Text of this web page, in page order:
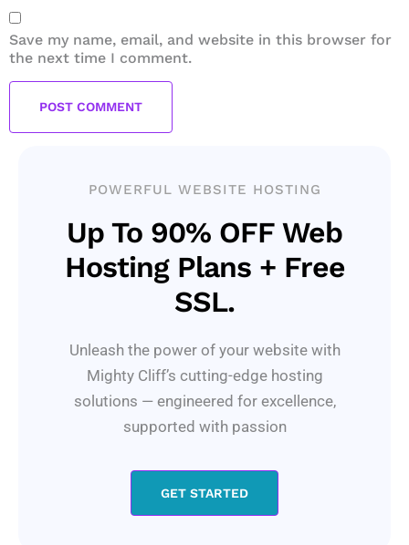
Save my name, email, and website in this browser for
the next time I comment.
POWERFUL WEBSITE HOSTING
Up To 90% OFF Web
Hosting Plans + Free
SSL.
Unleash the power of your website with
Mighty Cliff’s cutting-edge hosting
solutions — engineered for excellence,
supported with passion
GET STARTED